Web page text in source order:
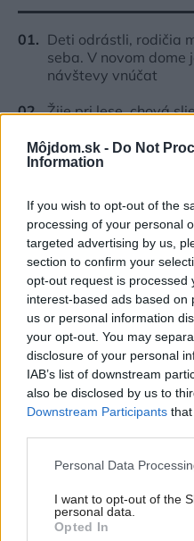
Môjdom.sk - Do Not
Information
If you wish to opt-out of the
processing of your personal
targeted advertising by us,
section to confirm your
opt-out request is processed
interest-based ads based on
us or personal information
your opt-out. You may
disclosure of your personal
IAB’s list of downstream
also be disclosed by us to
Downstream Participants
Please note that this
not limited to your visit or
grant or deny consent to
use your data for below
Personal Data
I want to opt-out of the
personal data.
Opted In
Deti odrástli, rodičia
seba. V novom dome
návštevy vnúčat
Žije pri lese, chová
Miestni remeselníci
ako malý raj
stereotyp, bývanie
režiséra
Pridajte túto surovinu
hladšie a pevnejšie.
naše babičky
Kedysi boli veľkým
vyhnite. Týchto 7
zastaralou
Inšpirácie
pracovňa,sklo ,modrá